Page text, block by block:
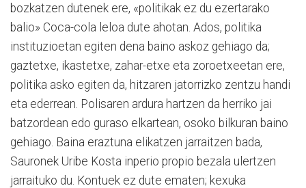
bozkatzen dutenek ere, «politikak ez du ezertarako
balio» Coca-cola leloa dute ahotan. Ados, politika
instituzioetan egiten dena baino askoz gehiago da;
gaztetxe, ikastetxe, zahar-etxe eta zoroetxeetan ere,
politika asko egiten da, hitzaren jatorrizko zentzu handi
eta ederrean. Polisaren ardura hartzen da herriko jai
batzordean edo guraso elkartean, osoko bilkuran baino
gehiago. Baina eraztuna elikatzen jarraitzen bada,
Sauronek Uribe Kosta inperio propio bezala ulertzen
jarraituko du. Kontuek ez dute ematen; kexuka